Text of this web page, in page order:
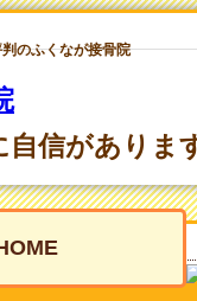
のふくなが接骨院